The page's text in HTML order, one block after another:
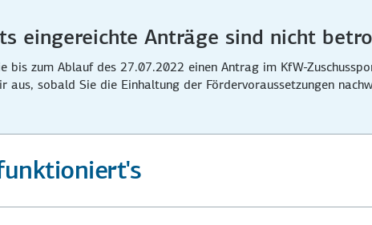
eingereichte Anträge sind nicht
bis zum Ablauf des 27.07.2022 einen Antrag im KfW-
aus, sobald Sie die Einhaltung der Förder­voraussetzungen